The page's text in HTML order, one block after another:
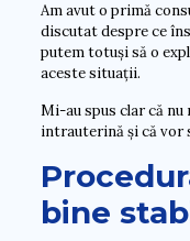
Am avut o primă
discutat despre ce
putem totuși să o
aceste situații.
Mi-au spus clar că
intrauterină și că vor
bine